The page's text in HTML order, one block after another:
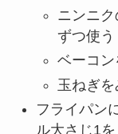
ニンニ
ずつ使う
ベーコン
玉ねぎを
フライパン
ル大さじ1